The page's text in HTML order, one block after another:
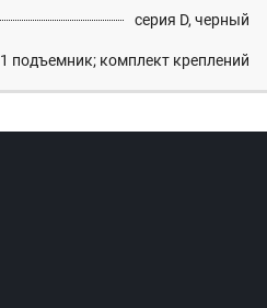
серия D, черный
1 подъемник; комплект креплений